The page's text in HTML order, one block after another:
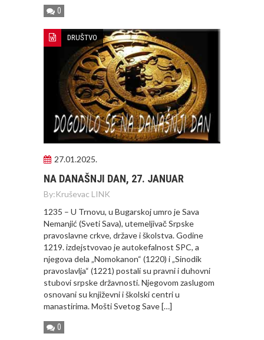
0
DRUŠTVO
27.01.2025.
NA DANAŠNJI DAN, 27. JANUAR
By:Kruševac LINK
1235 – U Trnovu, u Bugarskoj umro je Sava
Nemanjić (Sveti Sava), utemeljivač Srpske
pravoslavne crkve, države i školstva. Godine
1219. izdejstvovao je autokefalnost SPC, a
njegova dela „Nomokanon“ (1220) i „Sinodik
pravoslavlja“ (1221) postali su pravni i duhovni
stubovi srpske državnosti. Njegovom zaslugom
osnovani su književni i školski centri u
manastirima. Mošti Svetog Save […]
0